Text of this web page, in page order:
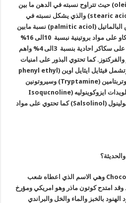
الدهن هي حمض الاوليك (oleic acid) حيث تتراوح نسبته في الدهن ما بين
stearicacid) والذي يشكل نسبته في
palmiticaciol) نسبة مابين
24الى 31%. كما تحتوي بذور الكاكاو على مواد بروتينية نبسبة 10الى 16%
ونشا نسبته 5الى 9% كما تحتوي على سكاكر احادية بنسبة 3الى 4% واهم
كما تحتوي البذور على امنيات
بايوجينيه (Biogenic amines) وتشمل فيثايل ايثايل اوين (phenyl ethyl
(
Tryptamine) وسيروتونين
Isoqucnoline
Salsolinol) كما تحتوي على مواد
– تشتق كلمة شوكولاته من Chocolate وهي الاسم الذي اعطاه شعب
لهذه الشجرة عام 1720م. وقد امتدح كوتون ماذر وهو امريكي ومؤرخ
بالخبز والماء والخل والبراندي